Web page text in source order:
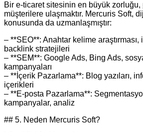
Bir e‑ticaret sitesinin en büyük zorluğu,
müşterilere ulaşmaktır. Mercuris Soft,
konusunda da uzmanlaşmıştır:
– **SEO**: Anahtar kelime
backlink stratejileri
– **SEM**: Google Ads, Bing Ads,
kampanyaları
– **İçerik Pazarlama**: Blog yazıları,
içerikleri
– **E‑posta Pazarlama**:
kampanyalar, analiz
## 5. Neden Mercuris Soft?